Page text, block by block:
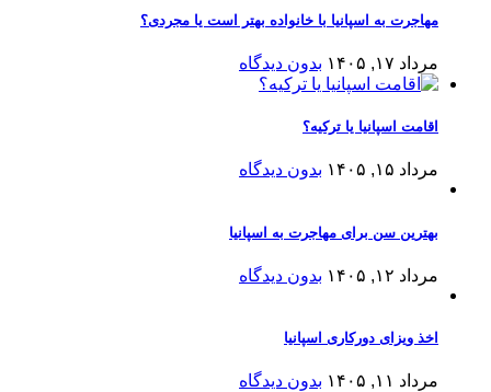
مهاجرت به اسپانیا با خانواده بهتر است یا مجردی؟
مرداد ۱۷, ۱۴۰۵ بدون دیدگاه
اقامت اسپانیا یا ترکیه؟
مرداد ۱۵, ۱۴۰۵ بدون دیدگاه
بهترین سن برای مهاجرت به اسپانیا
مرداد ۱۲, ۱۴۰۵ بدون دیدگاه
اخذ ویزای دورکاری اسپانیا
مرداد ۱۱, ۱۴۰۵ بدون دیدگاه